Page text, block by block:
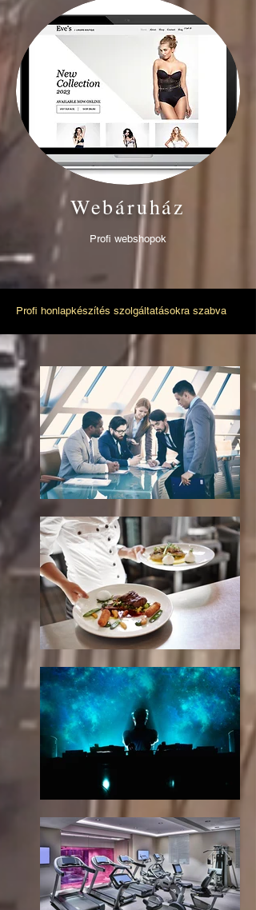
Webáruház
Profi webshopok
Profi honlapkészítés szolgáltatásokra szabva